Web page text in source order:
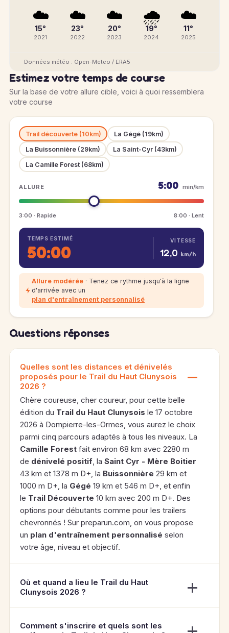
☁️
15°
2021
☁️
23°
2022
☁️
20°
2023
🌧️
19°
2024
☁️
11°
2025
Données météo : Open-Meteo / ERA5
Estimez votre temps de course
Sur la base de votre allure cible, voici à quoi ressemblera
votre course
Trail découverte (10km)
La Gégé (19km)
La Buissonnière (29km)
La Saint-Cyr (43km)
La Camille Forest (68km)
ALLURE 5:00 min/km
3:00 · Rapide 8:00 · Lent
TEMPS ESTIMÉ
50:00
VITESSE
12,0 km/h
Allure modérée · Tenez ce rythme jusqu'à la ligne
d'arrivée avec un
plan d'entraînement personnalisé
Questions réponses
Quelles sont les distances et dénivelés
proposés pour le Trail du Haut Clunysois
2026 ?
Chère coureuse, cher coureur, pour cette belle
édition du Trail du Haut Clunysois le 17 octobre
2026 à Dompierre-les-Ormes, vous aurez le choix
parmi cinq parcours adaptés à tous les niveaux. La
Camille Forest fait environ 68 km avec 2280 m
de dénivelé positif, la Saint Cyr - Mère Boitier
43 km et 1378 m D+, la Buissonnière 29 km et
1000 m D+, la Gégé 19 km et 546 m D+, et enfin
le Trail Découverte 10 km avec 200 m D+. Des
options pour débutants comme pour les trailers
chevronnés ! Sur preparun.com, on vous propose
un plan d'entraînement personnalisé selon
votre âge, niveau et objectif.
Où et quand a lieu le Trail du Haut
Clunysois 2026 ?
Comment s'inscrire et quels sont les